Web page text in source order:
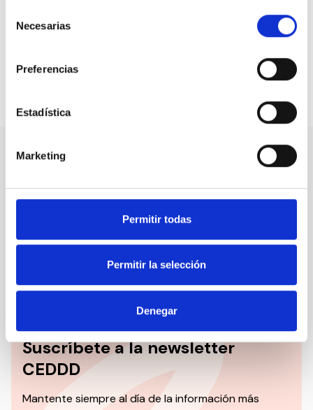
Necesarias
Preferencias
Estadística
Marketing
Permitir todas
Permitir la selección
Denegar
de CEDDD fue gratuita y accesible con ILSE ya está
Canal de YouTube de
Social’ y mucho más en formato audiovisual a un
solo clic.
Suscríbete a la newsletter
CEDDD
Mantente siempre al día de la información más